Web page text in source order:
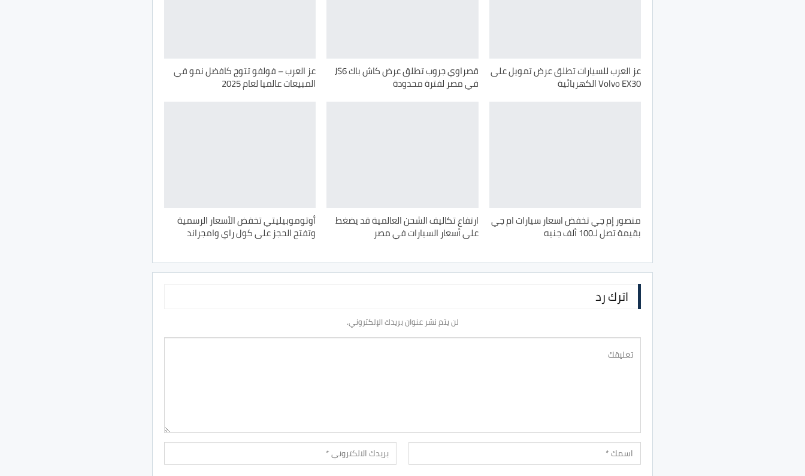
عز العرب للسيارات تطلق عرض تمويل على
Volvo EX30 الكهربائية
قصراوي جروب تطلق عرض كاش باك JS6
في مصر لفترة محدودة
عز العرب – فولفو تتوج كافضل نمو في
المبيعات عالميا لعام 2025
منصور إم جي تخفض اسعار سيارات ام جي
بقيمة تصل لـ100 ألف جنيه
ارتفاع تكاليف الشحن العالمية قد يضغط
على أسعار السيارات في مصر
أوتوموبيليتي تخفض الأسعار الرسمية
وتفتح الحجز على كول راي وامجراند
اترك رد
لن يتم نشر عنوان بريدك الإلكتروني.